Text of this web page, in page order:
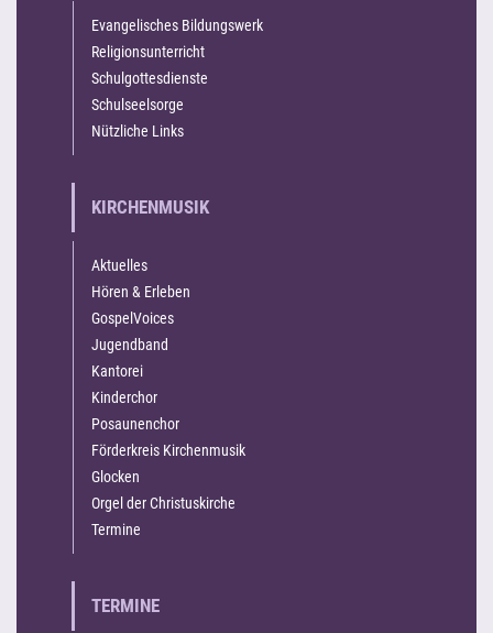
Evangelisches Bildungswerk
Religionsunterricht
Schulgottesdienste
Schulseelsorge
Nützliche Links
KIRCHENMUSIK
Aktuelles
Hören & Erleben
GospelVoices
Jugendband
Kantorei
Kinderchor
Posaunenchor
Förderkreis Kirchenmusik
Glocken
Orgel der Christuskirche
Termine
TERMINE